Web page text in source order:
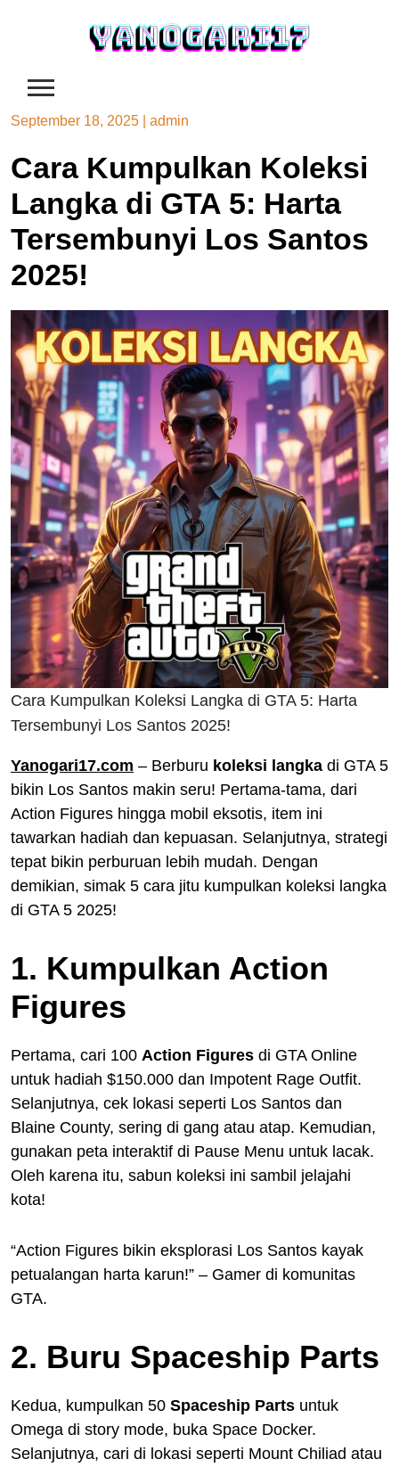
September 18, 2025 admin
Cara Kumpulkan Koleksi
Langka di GTA 5: Harta
Tersembunyi Los Santos
2025!
Cara Kumpulkan Koleksi Langka di GTA 5: Harta
Tersembunyi Los Santos 2025!
Yanogari17.com – Berburu koleksi langka di GTA 5
bikin Los Santos makin seru! Pertama-tama, dari
Action Figures hingga mobil eksotis, item ini
tawarkan hadiah dan kepuasan. Selanjutnya, strategi
tepat bikin perburuan lebih mudah. Dengan
demikian, simak 5 cara jitu kumpulkan koleksi langka
di GTA 5 2025!
1. Kumpulkan Action
Figures
Pertama, cari 100 Action Figures di GTA Online
untuk hadiah $150.000 dan Impotent Rage Outfit.
Selanjutnya, cek lokasi seperti Los Santos dan
Blaine County, sering di gang atau atap. Kemudian,
gunakan peta interaktif di Pause Menu untuk lacak.
Oleh karena itu, sabun koleksi ini sambil jelajahi
kota!
“Action Figures bikin eksplorasi Los Santos kayak
petualangan harta karun!” – Gamer di komunitas
GTA.
2. Buru Spaceship Parts
Kedua, kumpulkan 50 Spaceship Parts untuk
Omega di story mode, buka Space Docker.
Selanjutnya, cari di lokasi seperti Mount Chiliad atau